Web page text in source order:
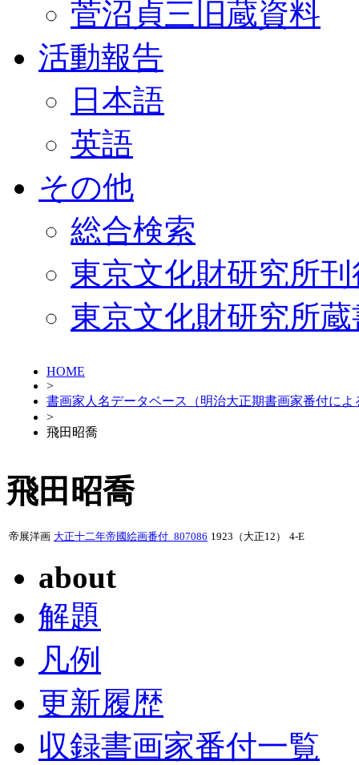
菅沼貞三旧蔵資料
活動報告
日本語
英語
その他
総合検索
東京文化財研究所
東京文化財研究所
HOME
>
書画家人名データベース（明治大正期書画家番付によ
>
飛田昭喬
飛田昭喬
帝展洋画 大正十二年帝國絵画番付_807086 1923（大正12） 4-E
about
解題
凡例
更新履歴
収録書画家番付一覧